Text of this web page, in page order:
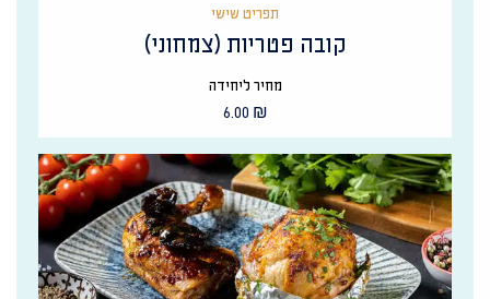
תפריט שישי
קובה פטריות (צמחוני)
מחיר ליחידה
6.00 ₪